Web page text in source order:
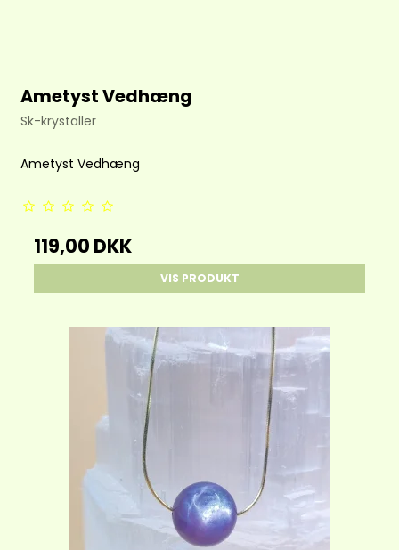
Ametyst Vedhæng
Sk-krystaller
Ametyst Vedhæng
119,00 DKK
VIS PRODUKT